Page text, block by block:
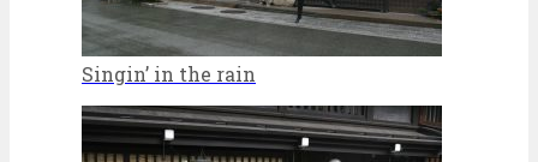
Singin’ in the rain